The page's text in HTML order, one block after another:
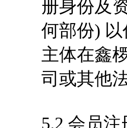
册身份及
何部份)
主体在鑫
司或其他
5.2 会员